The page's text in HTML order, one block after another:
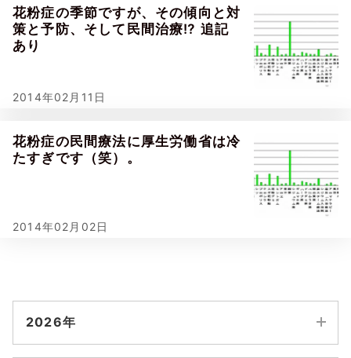
花粉症の季節ですが、その傾向と対
策と予防、そして民間治療⁉ 追記
あり
2014年02月11日
花粉症の民間療法に厚生労働省は冷
たすぎです（笑）。
2014年02月02日
2026年